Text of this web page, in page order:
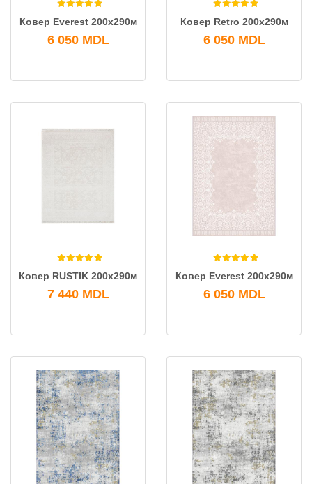
Ковeр Everest 200x290м
6 050 MDL
Ковeр Retro 200x290м
6 050 MDL
Ковeр RUSTIK 200x290м
7 440 MDL
Ковeр Everest 200x290м
6 050 MDL